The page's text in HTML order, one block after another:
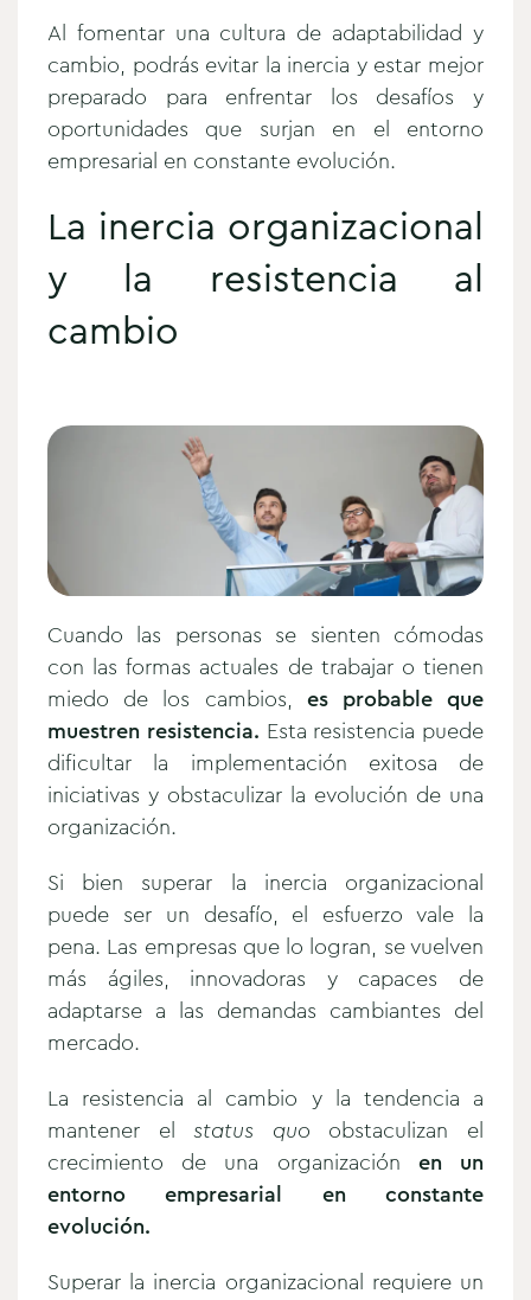
Al fomentar una cultura de adaptabilidad y
cambio, podrás evitar la inercia y estar mejor
preparado para enfrentar los desafíos y
oportunidades que surjan en el entorno
empresarial en constante evolución.
La inercia organizacional
y la resistencia al
cambio
Cuando las personas se sienten cómodas
con las formas actuales de trabajar o tienen
miedo de los cambios, es probable que
muestren resistencia. Esta resistencia puede
dificultar la implementación exitosa de
iniciativas y obstaculizar la evolución de una
organización.
Si bien superar la inercia organizacional
puede ser un desafío, el esfuerzo vale la
pena. Las empresas que lo logran, se vuelven
más ágiles, innovadoras y capaces de
adaptarse a las demandas cambiantes del
mercado.
La resistencia al cambio y la tendencia a
mantener elstatus quo obstaculizan el
crecimiento de una organización en un
entorno empresarial en constante
evolución.
Superar la inercia organizacional requiere un